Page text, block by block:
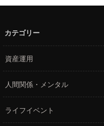
カテゴリー
資産運用
人間関係・メンタル
ライフイベント